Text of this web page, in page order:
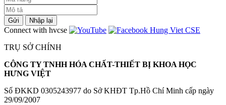
Gửi Nhập lại
Connect with hvcse
TRỤ SỞ CHÍNH
CÔNG TY TNHH HÓA CHẤT-THIẾT BỊ KHOA HỌC
HƯNG VIỆT
Số ĐKKD 0305243977 do Sở KHĐT Tp.Hồ Chí Minh cấp ngày
29/09/2007